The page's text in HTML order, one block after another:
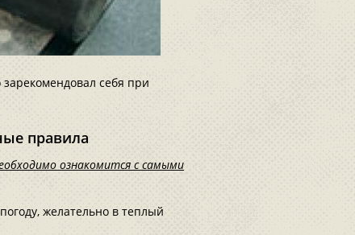
себя при
правила
ознакомится с самыми
желательно в теплый